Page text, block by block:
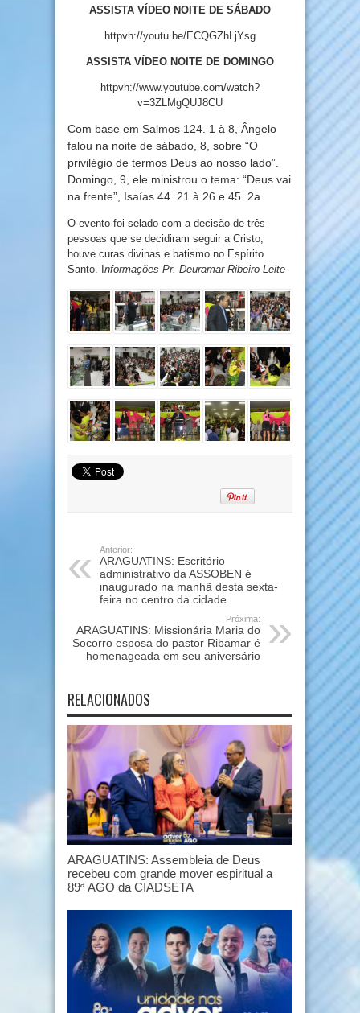
ASSISTA VÍDEO NOITE DE SÁBADO
httpvh://youtu.be/ECQGZhLjYsg
ASSISTA VÍDEO NOITE DE DOMINGO
httpvh://www.youtube.com/watch?
v=3ZLMgQUJ8CU
Com base em Salmos 124. 1 à 8, Ângelo
falou na noite de sábado, 8, sobre “O
privilégio de termos Deus ao nosso lado”.
Domingo, 9, ele ministrou o tema: “Deus vai
na frente”, Isaías 44. 21 à 26 e 45. 2a.
O evento foi selado com a decisão de três
pessoas que se decidiram seguir a Cristo,
houve curas divinas e batismo no Espírito
Santo. I nformações Pr. Deuramar Ribeiro Leite
Anterior:
ARAGUATINS: Escritório
administrativo da ASSOBEN é
inaugurado na manhã desta sexta-
feira no centro da cidade
Próxima:
ARAGUATINS: Missionária Maria do
Socorro esposa do pastor Ribamar é
homenageada em seu aniversário
RELACIONADOS
ARAGUATINS: Assembleia de Deus
recebeu com grande mover espiritual a
89ª AGO da CIADSETA